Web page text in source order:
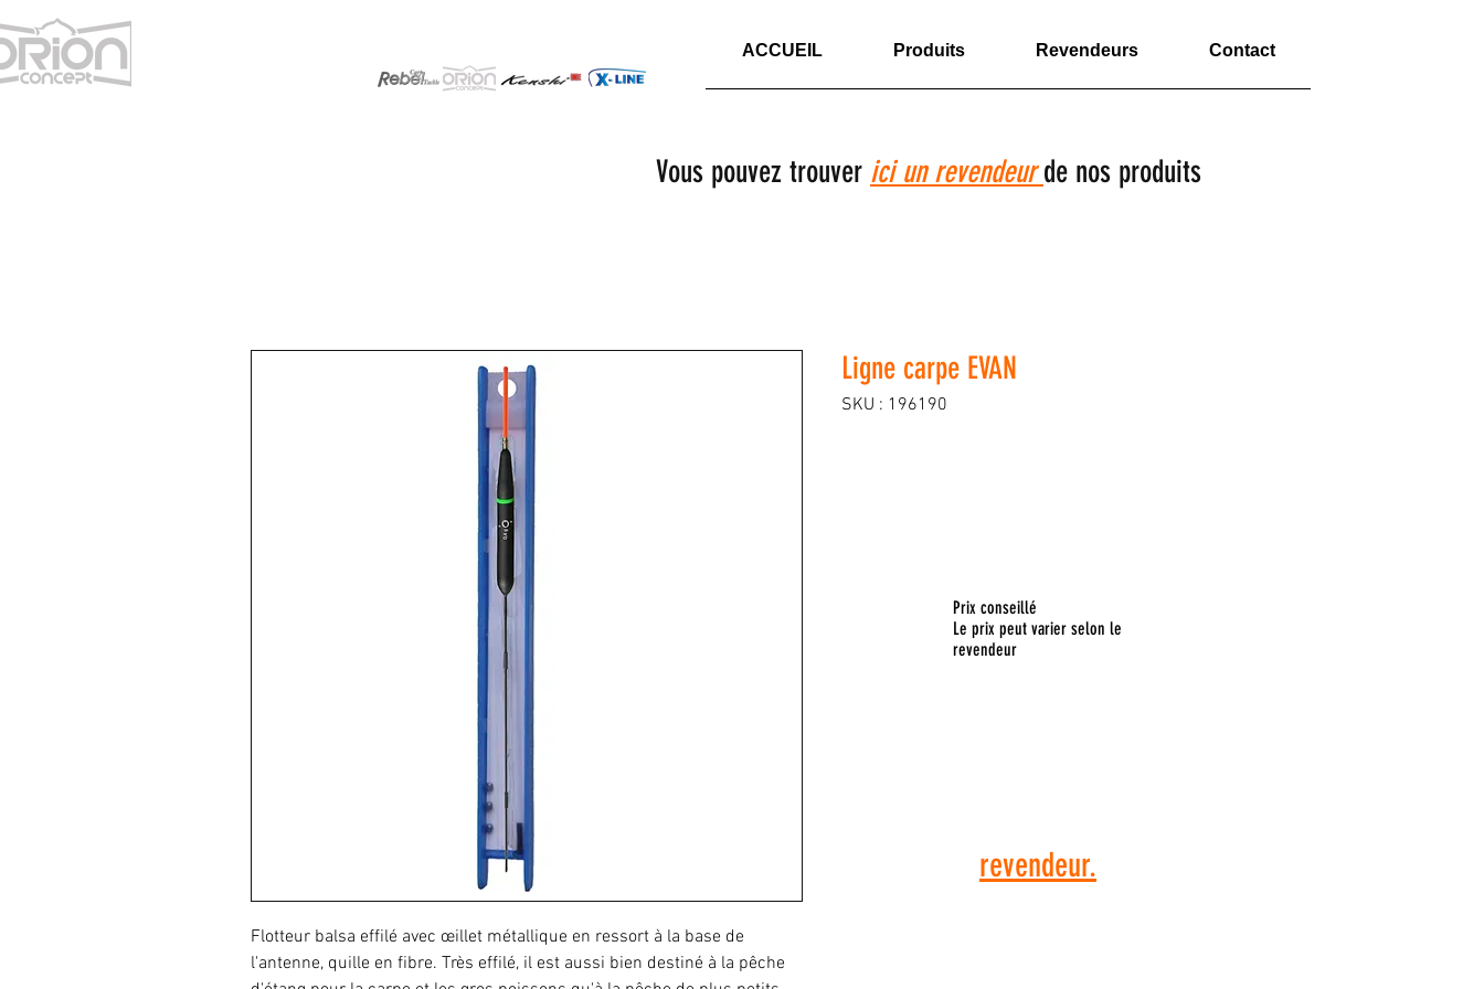
ACCUEIL Produits Revendeurs Contact
Vous pouvez trouver ici un revendeurde nos produits
Flotteur balsa effilé avec œillet métallique en ressort à la base de
l'antenne, quille en fibre. Très effilé, il est aussi bien destiné à la pêche
Ligne carpe EVAN
SKU : 196190
Prix conseillé
Le prix peut varier selon le
revendeur
revendeur.